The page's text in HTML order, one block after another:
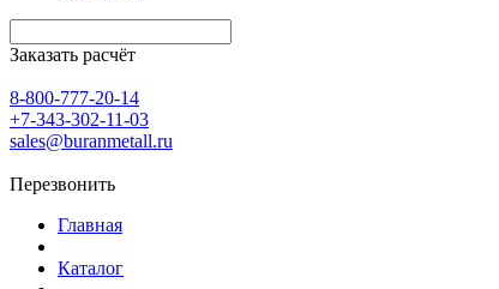
Заказать расчёт
8-800-777-20-14
+7-343-302-11-03
sales@buranmetall.ru
Перезвонить
Главная
Каталог